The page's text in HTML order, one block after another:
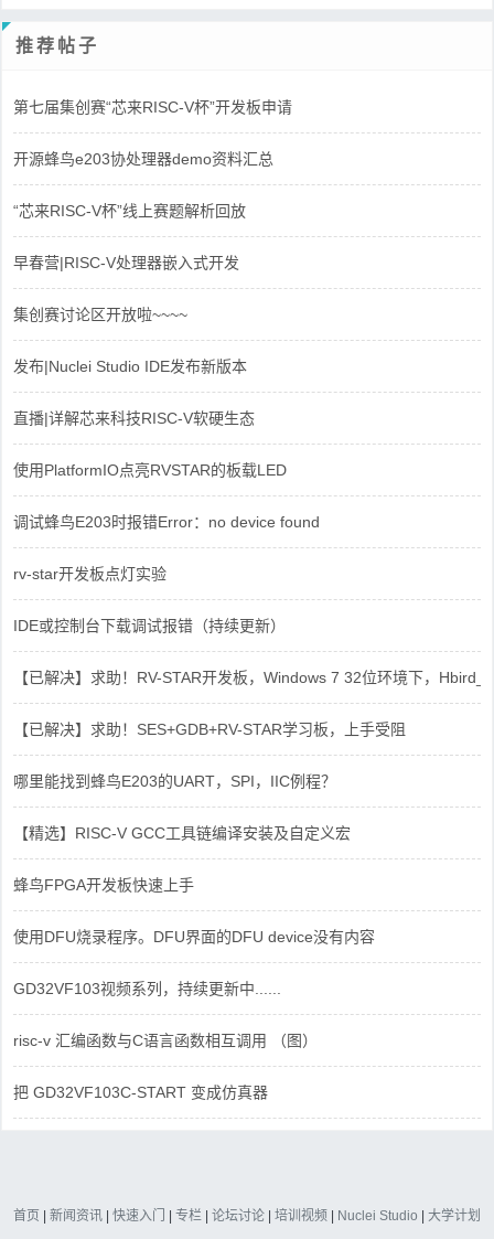
推荐帖子
第七届集创赛“芯来RISC-V杯”开发板申请
开源蜂鸟e203协处理器demo资料汇总
“芯来RISC-V杯”线上赛题解析回放
早春营|RISC-V处理器嵌入式开发
集创赛讨论区开放啦~~~~
发布|Nuclei Studio IDE发布新版本
直播|详解芯来科技RISC-V软硬生态
使用PlatformIO点亮RVSTAR的板载LED
调试蜂鸟E203时报错Error：no device found
rv-star开发板点灯实验
IDE或控制台下载调试报错（持续更新）
【已解决】求助！RV-STAR开发板，Windows 7 32位环境下，
【已解决】求助！SES+GDB+RV-STAR学习板，上手受阻
哪里能找到蜂鸟E203的UART，SPI，IIC例程？
【精选】RISC-V GCC工具链编译安装及自定义宏
蜂鸟FPGA开发板快速上手
使用DFU烧录程序。DFU界面的DFU device没有内容
GD32VF103视频系列，持续更新中......
risc-v 汇编函数与C语言函数相互调用 （图）
把 GD32VF103C-START 变成仿真器
首页 | 新闻资讯 | 快速入门 | 专栏 | 论坛讨论 | 培训视频 | Nuclei Studio | 大学计划